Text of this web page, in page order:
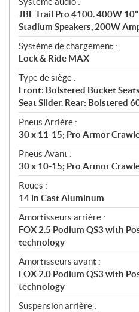
JBL Trail Pro 4100. 400W
Stadium Speakers, 200W
Système de chargement :
Lock & Ride MAX
Type de siège :
Front: Bolstered Bucket
Seat Slider. Rear: Bolstered
Pneus Arrière :
30 x 11-15; Pro Armor
Pneus Avant :
30 x 10-15; Pro Armor
Roues :
14 in Cast Aluminum
Amortisseurs arrière :
FOX 2.5 Podium QS3 with
technology
Amortisseurs avant :
FOX 2.0 Podium QS3 with
technology
Suspension arrière :